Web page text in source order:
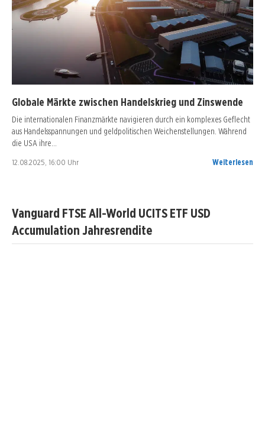
Globale Märkte zwischen Handelskrieg und Zinswende
Die internationalen Finanzmärkte navigieren durch ein komplexes Geflecht
aus Handelsspannungen und geldpolitischen Weichenstellungen. Während
die USA ihre…
12.08.2025, 16:00 Uhr Weiterlesen
Vanguard FTSE All-World UCITS ETF USD
Accumulation Jahresrendite